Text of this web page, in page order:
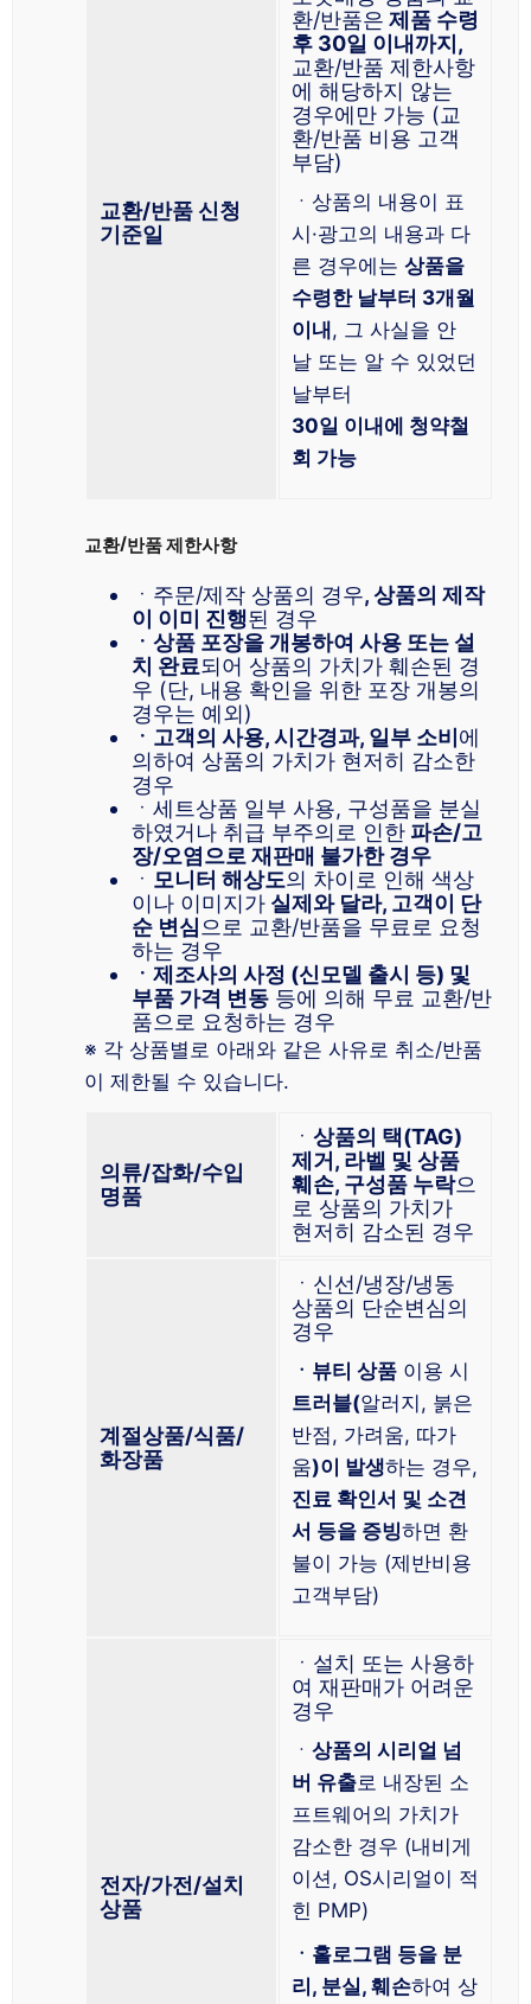
교환/반품 신청
기준일
환/반품은 제품 수령
후 30일 이내까지,
교환/반품 제한사항
에 해당하지 않는
경우에만 가능 (교
환/반품 비용 고객
부담)
ㆍ상품의 내용이 표
시·광고의 내용과 다
른 경우에는 상품을
수령한 날부터 3개월
이내, 그 사실을 안
날 또는 알 수 있었던
날부터
30일 이내에 청약철
회 가능
교환/반품 제한사항
ㆍ주문/제작 상품의 경우, 상품의 제작
이 이미 진행된 경우
ㆍ상품 포장을 개봉하여 사용 또는 설
치 완료되어 상품의 가치가 훼손된 경
우 (단, 내용 확인을 위한 포장 개봉의
경우는 예외)
ㆍ고객의 사용, 시간경과, 일부 소비에
의하여 상품의 가치가 현저히 감소한
경우
ㆍ세트상품 일부 사용, 구성품을 분실
하였거나 취급 부주의로 인한 파손/고
장/오염으로 재판매 불가한 경우
ㆍ 모니터 해상도의 차이로 인해 색상
이나 이미지가 실제와 달라, 고객이 단
순 변심 으로 교환/반품을 무료로 요청
하는 경우
ㆍ제조사의 사정 (신모델 출시 등) 및
부품 가격 변동 등에 의해 무료 교환/반
품으로 요청하는 경우
※ 각 상품별로 아래와 같은 사유로 취소/반품
이 제한될 수 있습니다.
의류/잡화/수입
명품
ㆍ 상품의 택(TAG)
제거, 라벨 및 상품
훼손, 구성품 누락으
로 상품의 가치가
현저히 감소된 경우
계절상품/식품/
화장품
ㆍ신선/냉장/냉동
상품의 단순변심의
경우
ㆍ뷰티 상품 이용 시
트러블(알러지, 붉은
반점, 가려움, 따가
움)이 발생하는 경우,
진료 확인서 및 소견
서 등을 증빙하면 환
불이 가능 (제반비용
고객부담)
전자/가전/설치
상품
ㆍ설치 또는 사용하
여 재판매가 어려운
경우
ㆍ 상품의 시리얼 넘
버 유출로 내장된 소
프트웨어의 가치가
감소한 경우 (내비게
이션, OS시리얼이 적
힌 PMP)
ㆍ홀로그램 등을 분
리, 분실, 훼손하여 상